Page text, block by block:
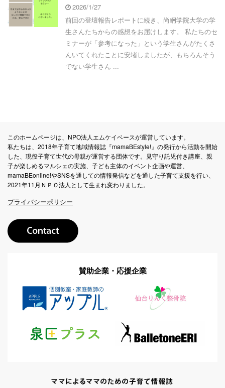
2026/1/27
前回の登壇報告レポートに続き、尚絅学院大学の学
生さんたちからの感想をお届けします。 私たちのセ
ミナーが「参考になった」という学生さんがたくさ
んいてくれたことに安堵しましたが、もちろんそう
でない学生さん ...
このホームページは、NPO法人エムケイベースが運営しています。
私たちは、2018年子育て地域情報誌『mamaBEstyle!』の発行から活動を開始
した、現役子育て世代の母親が運営する団体です。見守り託児付き講座、親
子が楽しめるマルシェの実施、子ども主体のイベント企画や運営、
mamaBEonline!やSNSを通しての情報発信などを通した子育て支援を行い、
2021年11月ＮＰＯ法人として生まれ変わりました。
プライバシーポリシー
賛助企業・応援企業